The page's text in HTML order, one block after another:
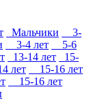
Мальчики
3-
3-4 лет
5-6
13-14 лет
15-
лет
15-16 лет
15-16 лет